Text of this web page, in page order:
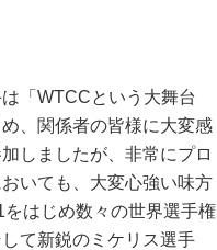
「WTCCという大舞台
、関係者の皆様に大変感
しましたが、非常にプロ
いても、大変心強い味方
はじめ数々の世界選手権
て新鋭のミケリス選手